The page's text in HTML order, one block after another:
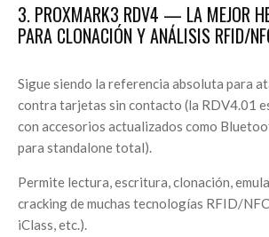
3. PROXMARK3 RDV4 — LA MEJOR
PARA CLONACIÓN Y ANÁLISIS RFID/
Sigue siendo la referencia absoluta para
contra tarjetas sin contacto (la RDV4.01
con accesorios actualizados como
para standalone total).
Permite lectura, escritura, clonación,
cracking de muchas tecnologías RFID/
iClass, etc.).